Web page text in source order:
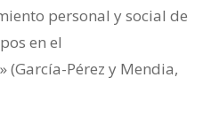
personal y social de
en el
(García-Pérez y Mendia,